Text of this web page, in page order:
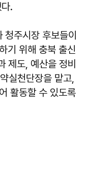
.
주시장 후보들이
기 위해 충북 출신
제도, 예산을 정비
실천단장을 맡고,
활동할 수 있도록